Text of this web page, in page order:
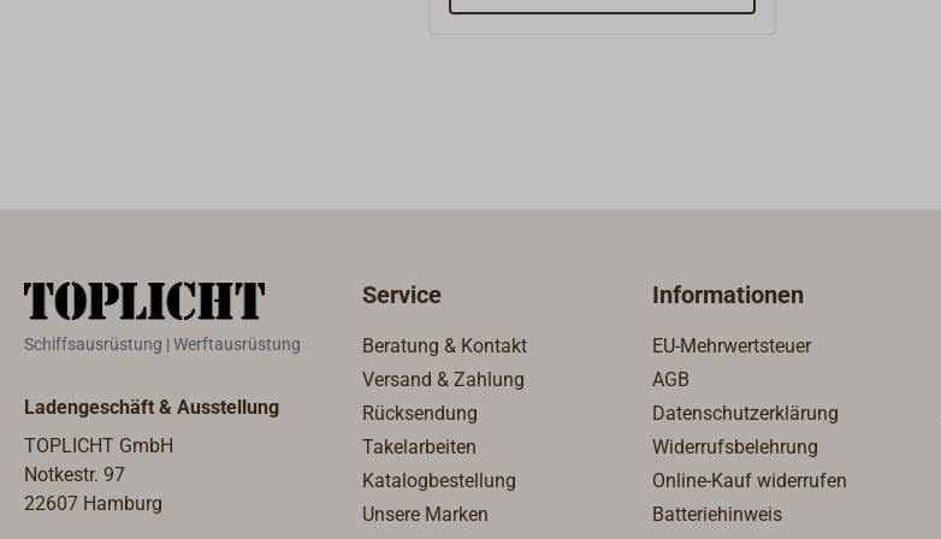
Schmutz- und Bilgenwasser.Die
Trockenlaufschutz bis zu 30
bis Korngröße 4 mm (8 mm)
wegpumpen.Lüftergekühlter
Wechselstrommotor 230 V / 50 Hz
mit Schutzart IP55 und 0,25 kW bei
1400rpm.Anschluss 1"
Innengewinde
Schiffsausrüstung | Werftausrüstung
Ladengeschäft & Ausstellung
TOPLICHT GmbH
Notkestr. 97
22607 Hamburg
Service
Beratung & Kontakt
Versand & Zahlung
Rücksendung
Takelarbeiten
Katalogbestellung
Unsere Marken
Informationen
EU-Mehrwertsteuer
AGB
Datenschutzerklärung
Widerrufsbelehrung
Online-Kauf widerrufen
Batteriehinweis